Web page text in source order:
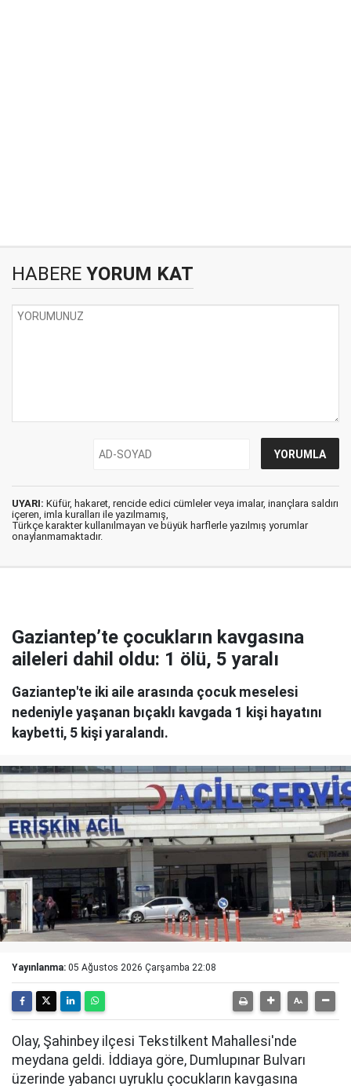
HABERE YORUM KAT
UYARI: Küfür, hakaret, rencide edici cümleler veya imalar, inançlara saldırı
içeren, imla kuralları ile yazılmamış,
Türkçe karakter kullanılmayan ve büyük harflerle yazılmış yorumlar
onaylanmamaktadır.
Gaziantep’te çocukların kavgasına
aileleri dahil oldu: 1 ölü, 5 yaralı
Gaziantep'te iki aile arasında çocuk meselesi
nedeniyle yaşanan bıçaklı kavgada 1 kişi hayatını
kaybetti, 5 kişi yaralandı.
Yayınlanma: 05 Ağustos 2026 Çarşamba 22:08
Olay, Şahinbey ilçesi Tekstilkent Mahallesi'nde
meydana geldi. İddiaya göre, Dumlupınar Bulvarı
üzerinde yabancı uyruklu çocukların kavgasına